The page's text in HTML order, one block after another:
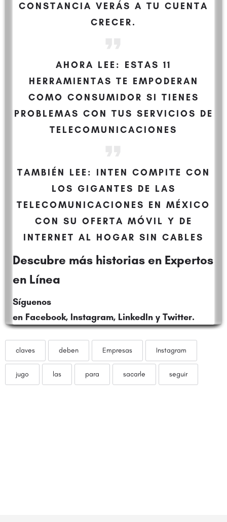
CONSTANCIA VERÁS A TU CUENTA
CRECER.
AHORA LEE: ESTAS 11
HERRAMIENTAS TE EMPODERAN
COMO CONSUMIDOR SI TIENES
PROBLEMAS CON TUS SERVICIOS DE
TELECOMUNICACIONES
TAMBIÉN LEE: INTEN COMPITE CON
LOS GIGANTES DE LAS
TELECOMUNICACIONES EN MÉXICO
CON SU OFERTA MÓVIL Y DE
INTERNET AL HOGAR SIN CABLES
Descubre más historias en Expertos
en Línea
Síguenos
en Facebook, Instagram, LinkedIn y Twitter.
claves deben Empresas Instagram
jugo las para sacarle seguir